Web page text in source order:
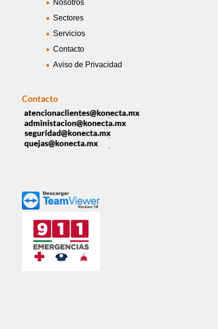
Nosotros
Sectores
Servicios
Contacto
Aviso de Privacidad
Contacto